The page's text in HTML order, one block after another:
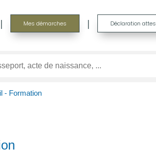
| Mes démarches | Déclaration
- Formation